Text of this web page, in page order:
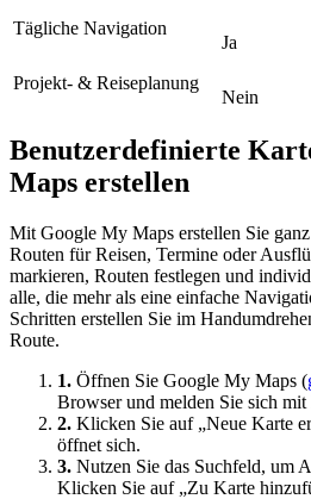
Tägliche Navigation
Ja
Projekt- & Reiseplanung
Nein
Benutzerdefinierte
Maps erstellen
Mit Google My Maps erstellen Sie
Routen für Reisen, Termine oder
markieren, Routen festlegen und
alle, die mehr als eine einfache
Schritten erstellen Sie im
Route.
1. Öffnen Sie Google My Maps (
Browser und melden Sie sich
2. Klicken Sie auf „Neue Karte
öffnet sich.
3. Nutzen Sie das Suchfeld, um
Klicken Sie auf „Zu Karte